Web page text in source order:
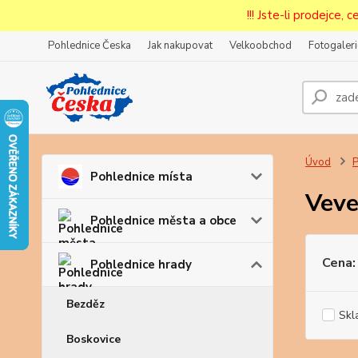
!!! Jste-li prodejce,
Pohlednice Česka Jak nakupovat Velkoobchod
Pohlednice místa
Pohlednice města a obce
Pohlednice hrady
Bezděz
Boskovice
Úvod
Cena: